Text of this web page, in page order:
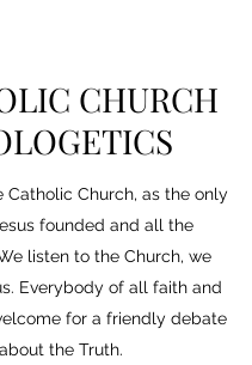
CHURCH
Catholic Church, as the only
founded and all the
listen to the Church, we
Everybody of all faith and
for a friendly debate
about the Truth.